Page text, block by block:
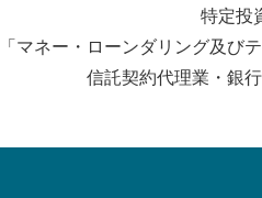
特定投
「マネー・ローンダリング及び
信託契約代理業・銀